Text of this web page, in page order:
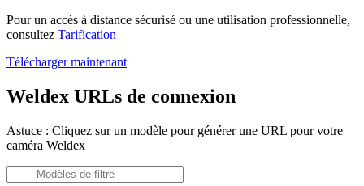
Pour un accès à distance sécurisé ou une utilisation professionnelle,
consultez Tarification
Télécharger maintenant
Weldex URLs de connexion
Astuce : Cliquez sur un modèle pour générer une URL pour votre
caméra Weldex